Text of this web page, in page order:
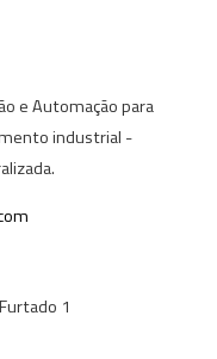
e Automação para
industrial -
1